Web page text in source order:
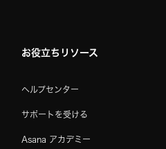
お役立ちリソース
ヘルプセンター
サポートを受ける
Asana アカデミー